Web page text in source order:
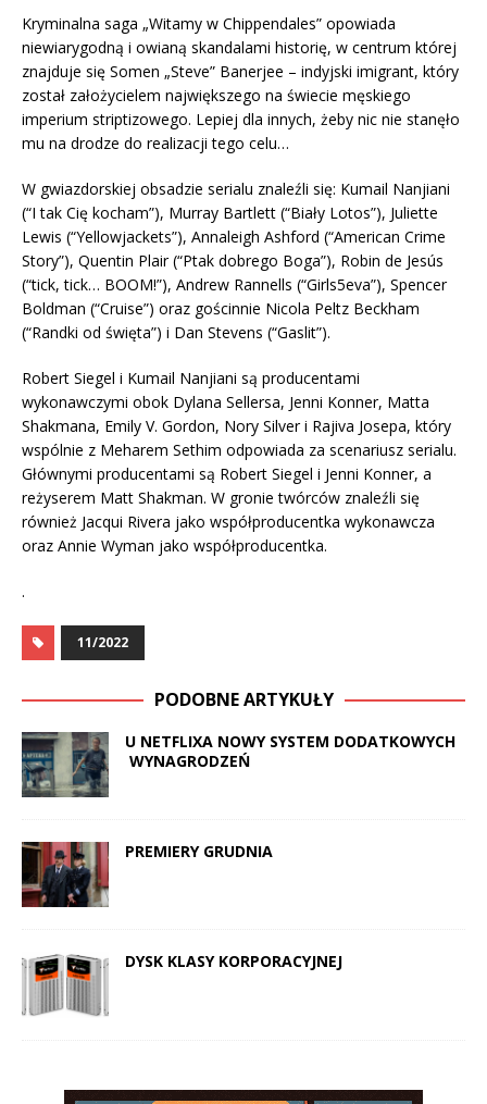
Kryminalna saga „Witamy w Chippendales” opowiada
niewiarygodną i owianą skandalami historię, w centrum której
znajduje się Somen „Steve” Banerjee – indyjski imigrant, który
został założycielem największego na świecie męskiego
imperium striptizowego. Lepiej dla innych, żeby nic nie stanęło
mu na drodze do realizacji tego celu…
W gwiazdorskiej obsadzie serialu znaleźli się: Kumail Nanjiani
(“I tak Cię kocham”), Murray Bartlett (“Biały Lotos”), Juliette
Lewis (“Yellowjackets”), Annaleigh Ashford (“American Crime
Story”), Quentin Plair (“Ptak dobrego Boga”), Robin de Jesús
(“tick, tick… BOOM!”), Andrew Rannells (“Girls5eva”), Spencer
Boldman (“Cruise”) oraz gościnnie Nicola Peltz Beckham
(“Randki od święta”) i Dan Stevens (“Gaslit”).
Robert Siegel i Kumail Nanjiani są producentami
wykonawczymi obok Dylana Sellersa, Jenni Konner, Matta
Shakmana, Emily V. Gordon, Nory Silver i Rajiva Josepa, który
wspólnie z Meharem Sethim odpowiada za scenariusz serialu.
Głównymi producentami są Robert Siegel i Jenni Konner, a
reżyserem Matt Shakman. W gronie twórców znaleźli się
również Jacqui Rivera jako współproducentka wykonawcza
oraz Annie Wyman jako współproducentka.
.
11/2022
PODOBNE ARTYKUŁY
U NETFLIXA NOWY SYSTEM DODATKOWYCH
WYNAGRODZEŃ
PREMIERY GRUDNIA
DYSK KLASY KORPORACYJNEJ